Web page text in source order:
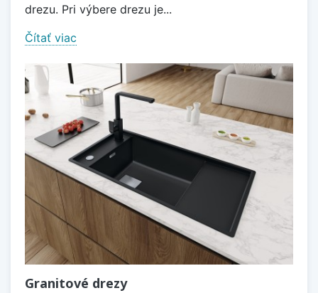
drezu. Pri výbere drezu je...
Čítať viac
Granitové drezy